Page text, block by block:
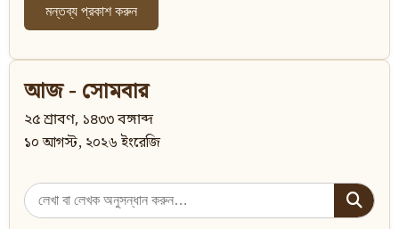
আজ - সোমবার
২৫ শ্রাবণ, ১৪৩৩ বঙ্গাব্দ
১০ আগস্ট, ২০২৬ ইংরেজি
Search
for: